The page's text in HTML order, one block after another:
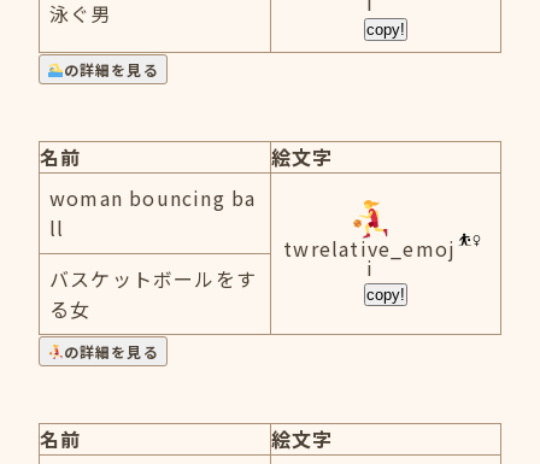
copy!
泳ぐ男
の詳細を見る
名前
絵文字
woman bouncing ba
ll
twrelative_emoj
i
copy!
バスケットボールをす
る女
の詳細を見る
名前
絵文字